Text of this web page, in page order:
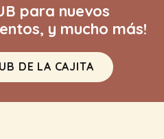
para nuevos
y mucho más!
DE LA CAJITA